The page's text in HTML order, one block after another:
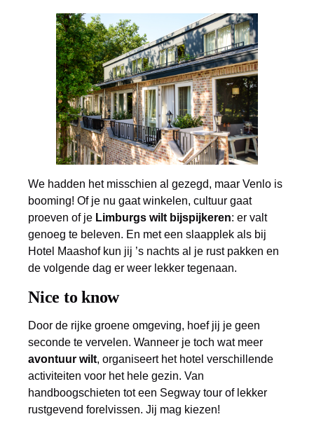
We hadden het misschien al gezegd, maar Venlo is
booming! Of je nu gaat winkelen, cultuur gaat
proeven of je Limburgs wilt bijspijkeren: er valt
genoeg te beleven. En met een slaapplek als bij
Hotel Maashof kun jij ’s nachts al je rust pakken en
de volgende dag er weer lekker tegenaan.
Nice to know
Door de rijke groene omgeving, hoef jij je geen
seconde te vervelen. Wanneer je toch wat meer
avontuur wilt, organiseert het hotel verschillende
activiteiten voor het hele gezin. Van
handboogschieten tot een Segway tour of lekker
rustgevend forelvissen. Jij mag kiezen!